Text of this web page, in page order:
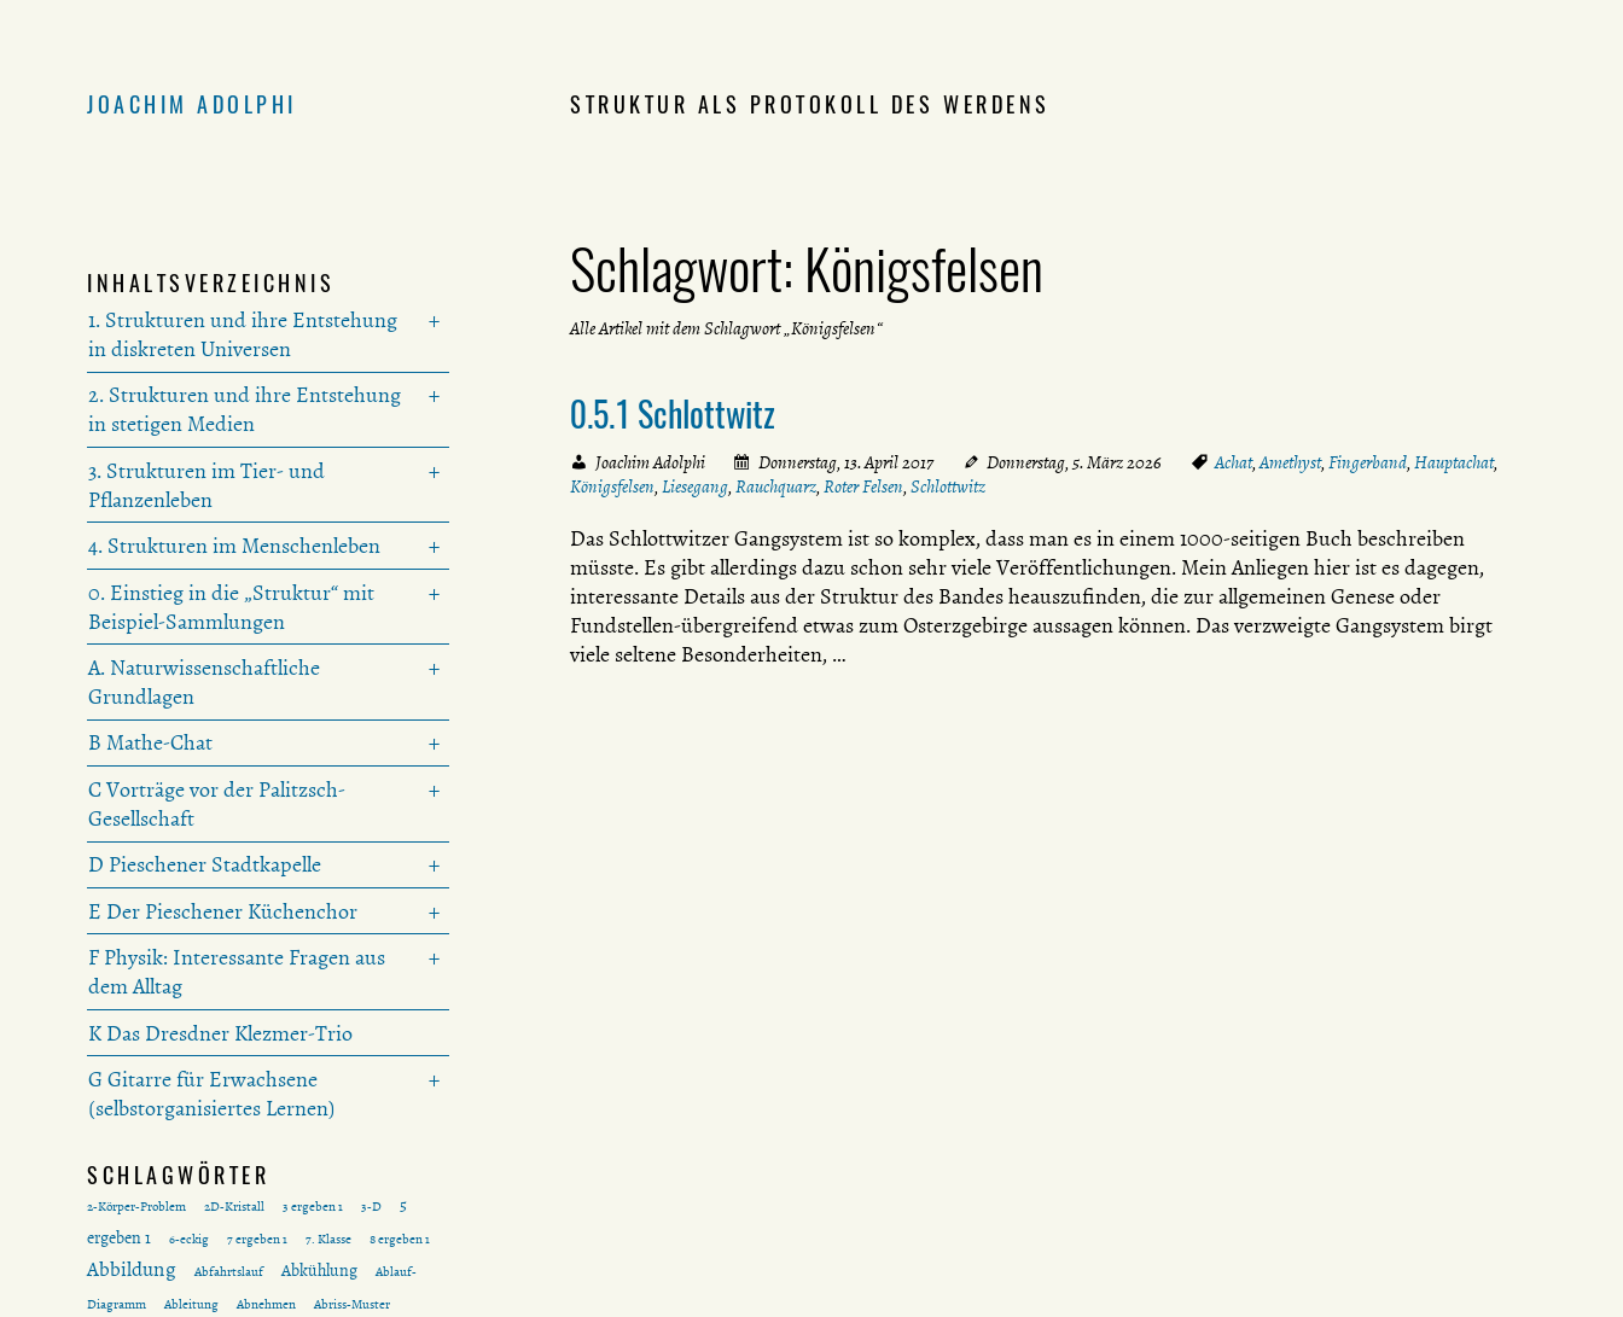
JOACHIM ADOLPHI STRUKTUR ALS PROTOKOLL DES WERDENS
Schlagwort: Königsfelsen
Alle Artikel mit dem Schlagwort „Königsfelsen“
0.5.1 Schlottwitz
Joachim Adolphi Donnerstag, 13. April 2017 Donnerstag, 5. März 2026 Achat,Amethyst,Fingerband,Hauptachat,
Königsfelsen, Liesegang, Rauchquarz, Roter Felsen, Schlottwitz
Das Schlottwitzer Gangsystem ist so komplex, dass man es in einem 1000-seitigen Buch beschreiben
müsste. Es gibt allerdings dazu schon sehr viele Veröffentlichungen. Mein Anliegen hier ist es dagegen,
interessante Details aus der Struktur des Bandes heauszufinden, die zur allgemeinen Genese oder
Fundstellen-übergreifend etwas zum Osterzgebirge aussagen können. Das verzweigte Gangsystem birgt
viele seltene Besonderheiten, …
INHALTSVERZEICHNIS
1. Strukturen und ihre Entstehung
in diskreten Universen
2. Strukturen und ihre Entstehung
in stetigen Medien
3. Strukturen im Tier- und
Pflanzenleben
4. Strukturen im Menschenleben
0. Einstieg in die „Struktur“ mit
Beispiel-Sammlungen
A. Naturwissenschaftliche
Grundlagen
B Mathe-Chat
C Vorträge vor der Palitzsch-
Gesellschaft
D Pieschener Stadtkapelle
E Der Pieschener Küchenchor
F Physik: Interessante Fragen aus
dem Alltag
K Das Dresdner Klezmer-Trio
G Gitarre für Erwachsene
(selbstorganisiertes Lernen)
SCHLAGWÖRTER
2-Körper-Problem 2D-Kristall 3 ergeben 1 3-D
5
ergeben 1
6-eckig 7 ergeben 1 7. Klasse 8 ergeben 1
Abbildung Abfahrtslauf Abkühlung
Ablauf-
Diagramm
Ableitung Abnehmen
Abriss-Muster